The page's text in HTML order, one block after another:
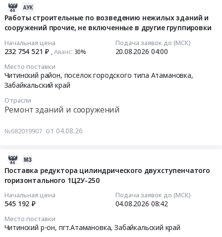
250
250
Работы строительные по возведению нежилых зданий и
сооружений прочие, не включенные в другие группировки
Начальная цена
232 754 521 ₽ Аванс: 30%‍
Подача заявок до (МСК)
20.08.2026 04:00
Место поставки
Читинский район, поселок городского типа Атамановка,
Забайкальский край
Отрасли
Ремонт зданий и сооружений
№682019907 от 04.08.26
Поставка редуктора цилиндрического двухступенчатого
горизонтального 1Ц2У-250
Начальная цена
545 192 ₽
Подача заявок до (МСК)
04.08.2026 08:42
Место поставки
Читинский р-он, пгт.Атамановка,Забайкальский край